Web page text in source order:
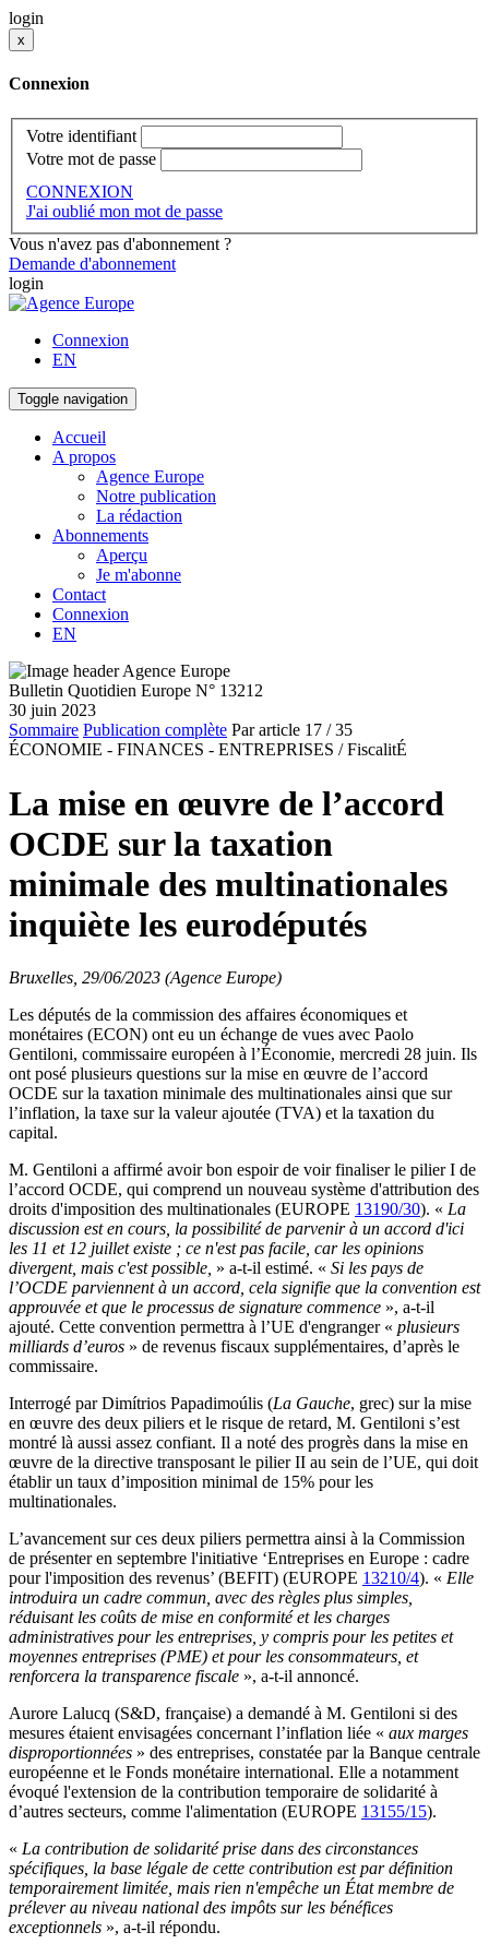
login
x
Connexion
Votre identifiant
Votre mot de passe
CONNEXION
J'ai oublié mon mot de passe
Vous n'avez pas d'abonnement ?
Demande d'abonnement
login
Connexion
EN
Toggle navigation
Accueil
A propos
Agence Europe
Notre publication
La rédaction
Abonnements
Aperçu
Je m'abonne
Contact
Connexion
EN
Bulletin Quotidien Europe N° 13212
30 juin 2023
Sommaire Publication complète Par article 17 / 35
ÉCONOMIE - FINANCES - ENTREPRISES / FiscalitÉ
La mise en œuvre de l’accord
OCDE sur la taxation
minimale des multinationales
inquiète les eurodéputés
Bruxelles, 29/06/2023 (Agence Europe)
Les députés de la commission des affaires économiques et
monétaires (ECON) ont eu un échange de vues avec Paolo
Gentiloni, commissaire européen à l’Économie, mercredi 28 juin. Ils
ont posé plusieurs questions sur la mise en œuvre de l’accord
OCDE sur la taxation minimale des multinationales ainsi que sur
l’inflation, la taxe sur la valeur ajoutée (TVA) et la taxation du
capital.
M. Gentiloni a affirmé avoir bon espoir de voir finaliser le pilier I de
l’accord OCDE, qui comprend un nouveau système d'attribution des
droits d'imposition des multinationales (EUROPE 13190/30). « La
discussion est en cours, la possibilité de parvenir à un accord d'ici
les 11 et 12 juillet existe ; ce n'est pas facile, car les opinions
divergent, mais c'est possible, » a-t-il estimé. « Si les pays de
l’OCDE parviennent à un accord, cela signifie que la convention est
approuvée et que le processus de signature commence », a-t-il
ajouté. Cette convention permettra à l’UE d'engranger « plusieurs
milliards d’euros » de revenus fiscaux supplémentaires, d’après le
commissaire.
Interrogé par Dimítrios Papadimoúlis (La Gauche, grec) sur la mise
en œuvre des deux piliers et le risque de retard, M. Gentiloni s’est
montré là aussi assez confiant. Il a noté des progrès dans la mise en
œuvre de la directive transposant le pilier II au sein de l’UE, qui doit
établir un taux d’imposition minimal de 15% pour les
multinationales.
L’avancement sur ces deux piliers permettra ainsi à la Commission
de présenter en septembre l'initiative ‘Entreprises en Europe : cadre
pour l'imposition des revenus’ (BEFIT) (EUROPE 13210/4). « Elle
introduira un cadre commun, avec des règles plus simples,
réduisant les coûts de mise en conformité et les charges
administratives pour les entreprises, y compris pour les petites et
moyennes entreprises (PME) et pour les consommateurs, et
renforcera la transparence fiscale », a-t-il annoncé.
Aurore Lalucq (S&D, française) a demandé à M. Gentiloni si des
mesures étaient envisagées concernant l’inflation liée « aux marges
disproportionnées » des entreprises, constatée par la Banque centrale
européenne et le Fonds monétaire international. Elle a notamment
évoqué l'extension de la contribution temporaire de solidarité à
d’autres secteurs, comme l'alimentation (EUROPE 13155/15).
« La contribution de solidarité prise dans des circonstances
spécifiques, la base légale de cette contribution est par définition
temporairement limitée, mais rien n'empêche un État membre de
prélever au niveau national des impôts sur les bénéfices
exceptionnels », a-t-il répondu.